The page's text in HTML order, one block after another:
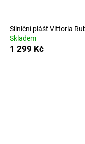
Silniční plášť Vittoria
Skladem
1 299 Kč